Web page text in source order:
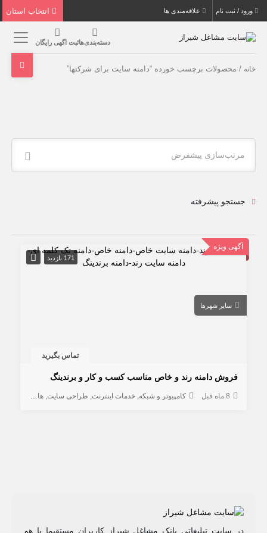
ورود / ثبت نام علاقه‌مندی ها
دسته‌بندی‌هاثبت اگهی رایگان
خانه / محصولات برچسب خورده “دامنه سایت برای شرکتها”
مرتب‌سازی پیشفرض
جستجو پیشرفته
آگهی ویژه
171 بازدید
سایر شهرها
تماس بگیرید
فروش دامنه رند و خاص مناسب کسب و کار و برندینگ
8 ماه قبل کامپیوتر و شبکه خدمات اینترنت طراحی سایت هاستینگ و دامنه
در سایت تبلیغاتی بانک مشاغل شیراز کاربران مستقیما با هم